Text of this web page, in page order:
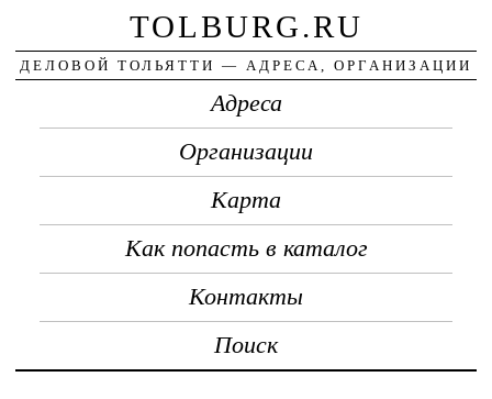
TOLBURG.RU
ДЕЛОВОЙ ТОЛЬЯТТИ — АДРЕСА, ОРГАНИЗАЦИИ
Адреса
Организации
Карта
Как попасть в каталог
Контакты
Поиск